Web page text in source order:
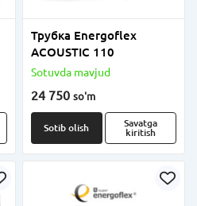
Трубка Energoflex
ACOUSTIC 110
Sotuvda mavjud
24 750 so'm
Sotib olish
Savatga
kiritish